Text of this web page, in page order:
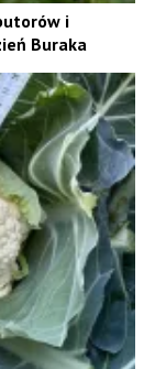
i
Buraka